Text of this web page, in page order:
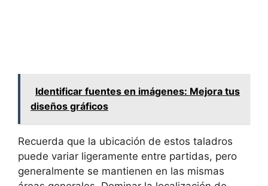
Identificar fuentes en imágenes: Mejora tus
diseños gráficos
Recuerda que la ubicación de estos taladros
puede variar ligeramente entre partidas, pero
generalmente se mantienen en las mismas